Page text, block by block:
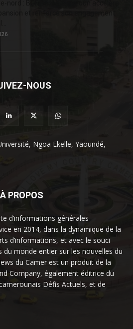
NOUS
Ngoa Ekelle, Yaoundé,
À PROPOS
d’informations générales
en 2014, dans la dynamique de la
d’informations, et avec le souci
du monde entier sur les nouvelles du
du Camer est un produit de la
Company, également éditrice du
Défis Actuels, et de